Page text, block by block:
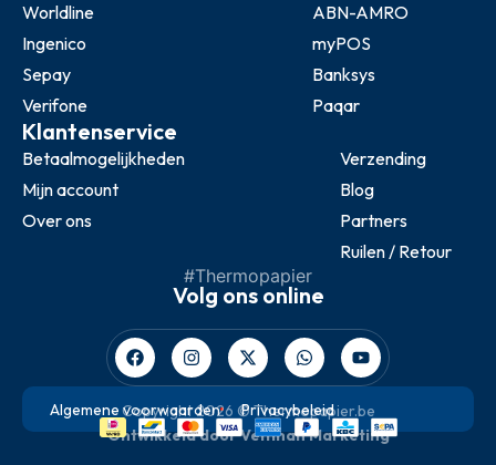
#Thermopapier
Volg ons online
Worldline
Ingenico
Sepay
Verifone
ABN-AMRO
myPOS
Banksys
Paqar
Klantenservice
Betaalmogelijkheden
Mijn account
Over ons
Verzending
Blog
Partners
Ruilen / Retour
Algemene voorwaarden Privacybeleid
Copyright 2026 © Thermopapier.be
Ontwikkeld door Veltman Marketing